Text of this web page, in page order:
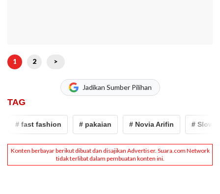
1 2 >
Jadikan Sumber Pilihan
TAG
# fast fashion # pakaian # Novia Arifin # Slow